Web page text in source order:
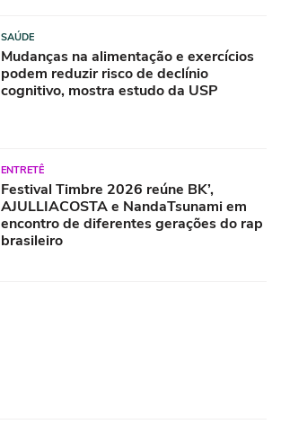
SAÚDE
Mudanças na alimentação e exercícios
podem reduzir risco de declínio
cognitivo, mostra estudo da USP
ENTRETÊ
Festival Timbre 2026 reúne BK’,
AJULLIACOSTA e NandaTsunami em
encontro de diferentes gerações do rap
brasileiro